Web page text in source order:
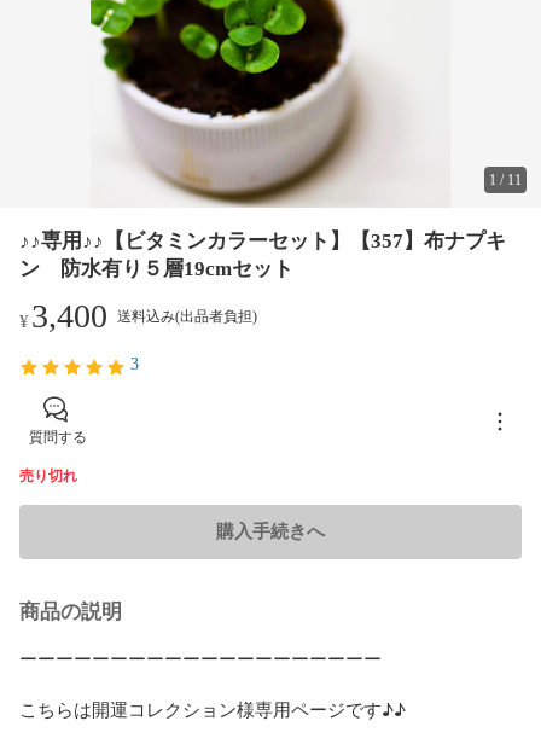
1 / 11
♪♪専用♪♪【ビタミンカラーセット】【357】布ナプキ
ン 防水有り５層19cmセット
¥3,400 送料込み(出品者負担)
3
質問する
売り切れ
購入手続きへ
商品の説明
ーーーーーーーーーーーーーーーーーーーー
こちらは開運コレクション様専用ページです♪♪